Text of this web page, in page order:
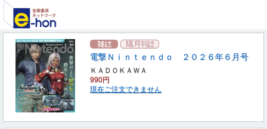
電撃Ｎｉｎｔｅｎｄｏ ２０２６年６月号
ＫＡＤＯＫＡＷＡ
990円
現在ご注文できません